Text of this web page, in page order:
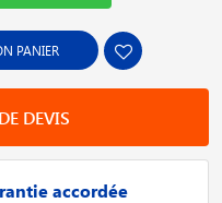
PANIER
DEVIS
accordée